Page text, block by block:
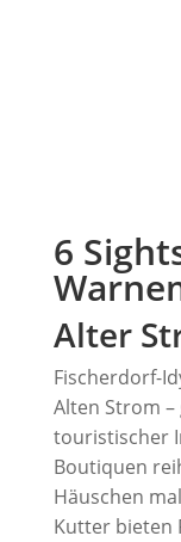
6
Alter
Fischerdorf-
Alten Strom
touristischer
Boutiquen
Häuschen
Kutter bieten